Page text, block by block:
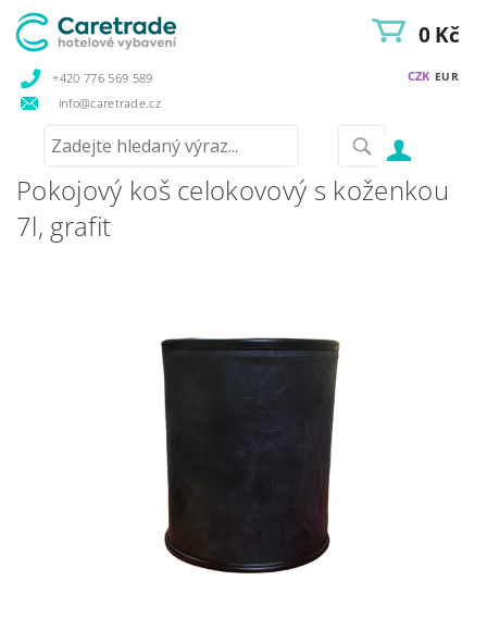
+420 776 569 589
info@caretrade.cz
CZK EUR
0 Kč
Pokojový koš celokovový s koženkou
7l, grafit